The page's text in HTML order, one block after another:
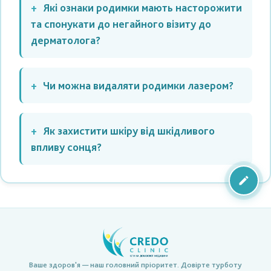
Які ознаки родимки мають насторожити
та спонукати до негайного візиту до
дерматолога?
Чи можна видаляти родимки лазером?
Як захистити шкіру від шкідливого
впливу сонця?
Ваше здоров'я — наш головний пріоритет. Довірте турботу